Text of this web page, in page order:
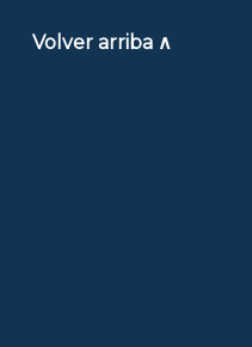
Volver arriba ∧